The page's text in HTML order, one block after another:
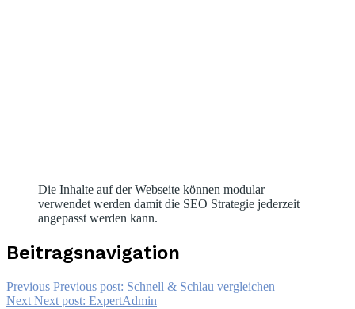
Die Inhalte auf der Webseite können modular
verwendet werden damit die SEO Strategie jederzeit
angepasst werden kann.
Beitragsnavigation
Previous Previous post: Schnell & Schlau vergleichen
Next Next post: ExpertAdmin